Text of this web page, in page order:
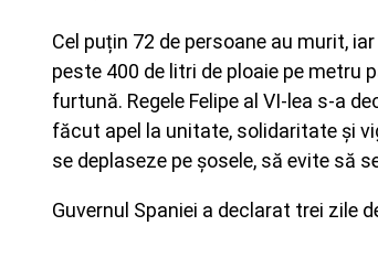
Cel puțin 72 de persoane au murit,
peste 400 de litri de ploaie pe
furtună. Regele Felipe al VI-lea s-a
făcut apel la unitate, solidaritate și
se deplaseze pe șosele, să evite să
Guvernul Spaniei a declarat trei zile